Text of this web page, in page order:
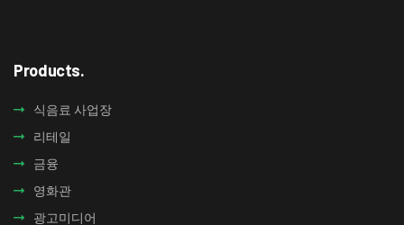
Products.
식음료 사업장​
리테일
금융
영화관
광고미디어